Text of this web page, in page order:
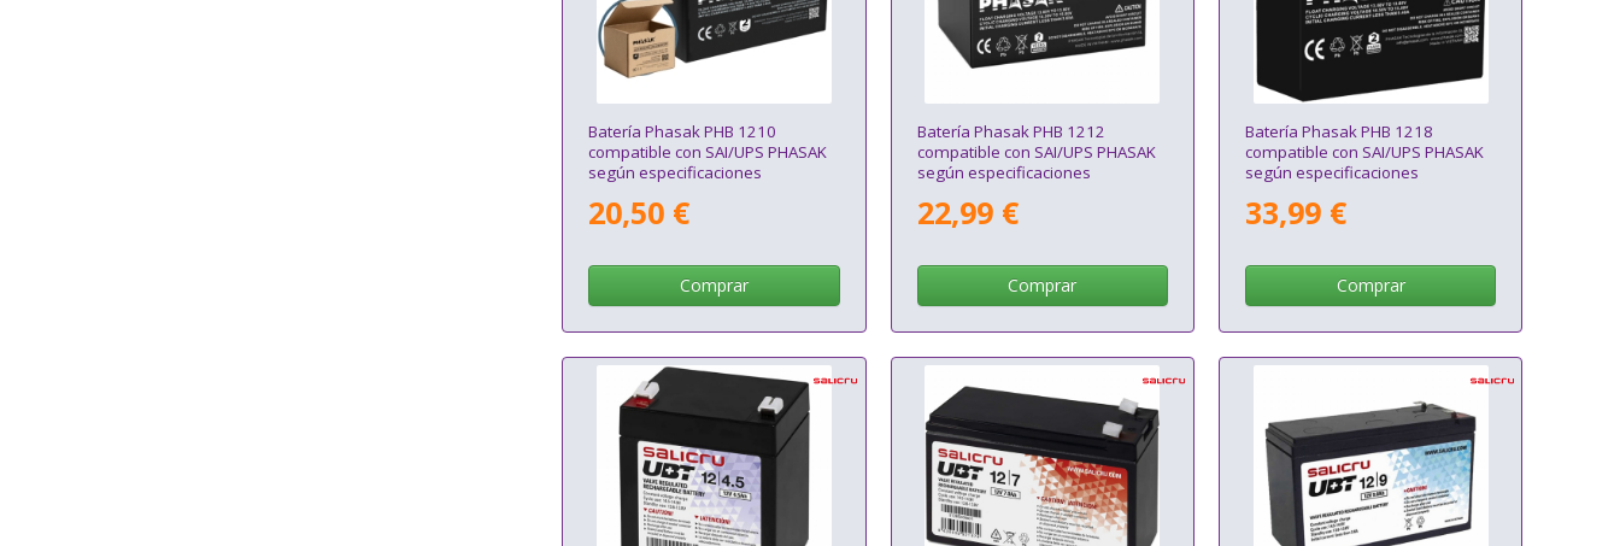
Batería Phasak PHB 1210
compatible con SAI/UPS PHASAK
según especificaciones
20,50 €
Comprar
Batería Phasak PHB 1212
compatible con SAI/UPS PHASAK
según especificaciones
22,99 €
Comprar
Batería Phasak PHB 1218
compatible con SAI/UPS PHASAK
según especificaciones
33,99 €
Comprar